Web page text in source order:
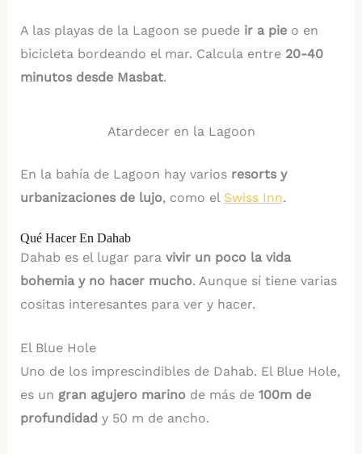
A las playas de la Lagoon se puede ir a pie o en
bicicleta bordeando el mar. Calcula entre 20-40
minutos desde Masbat.
Atardecer en la Lagoon
En la bahía de Lagoon hay varios resorts y
urbanizaciones de lujo, como el Swiss Inn.
Qué Hacer En Dahab
Dahab es el lugar para vivir un poco la vida
bohemia y no hacer mucho. Aunque sí tiene varias
cositas interesantes para ver y hacer.
El Blue Hole
Uno de los imprescindibles de Dahab. El Blue Hole,
es un gran agujero marinode más de 100m de
profundidad y 50 m de ancho.